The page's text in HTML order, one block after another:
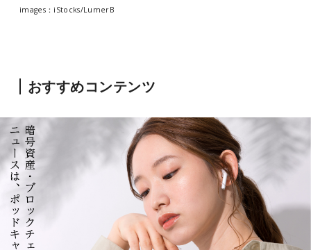
images：iStocks/LumerB
おすすめコンテンツ